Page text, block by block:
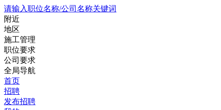
请输入职位名称/公司名称关键词
附近
地区
施工管理
职位要求
公司要求
全局导航
首页
招聘
发布招聘